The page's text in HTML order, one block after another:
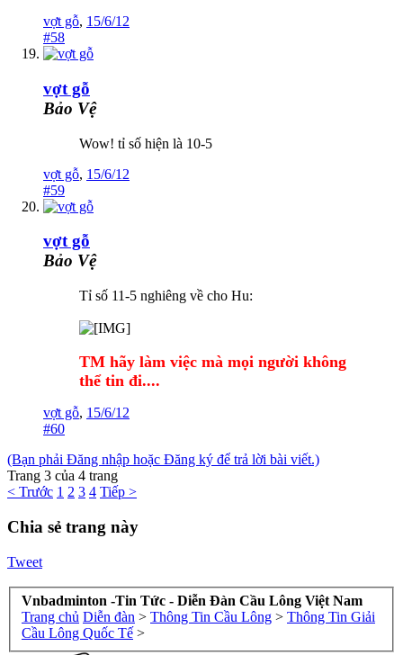
vợt gỗ, 15/6/12
#58
vợt gỗ
Bảo Vệ
Wow! tỉ số hiện là 10-5
vợt gỗ, 15/6/12
#59
vợt gỗ
Bảo Vệ
Tỉ số 11-5 nghiêng về cho Hu:
TM hãy làm việc mà mọi người không
thể tin đi....
vợt gỗ, 15/6/12
#60
(Bạn phải Đăng nhập hoặc Đăng ký để trả lời bài viết.)
Trang 3 của 4 trang
< Trước 1 2 3 4 Tiếp >
Chia sẻ trang này
Tweet
Vnbadminton -Tin Tức - Diễn Đàn Cầu Lông Việt Nam
Trang chủ Diễn đàn > Thông Tin Cầu Lông > Thông Tin Giải
Cầu Lông Quốc Tế >